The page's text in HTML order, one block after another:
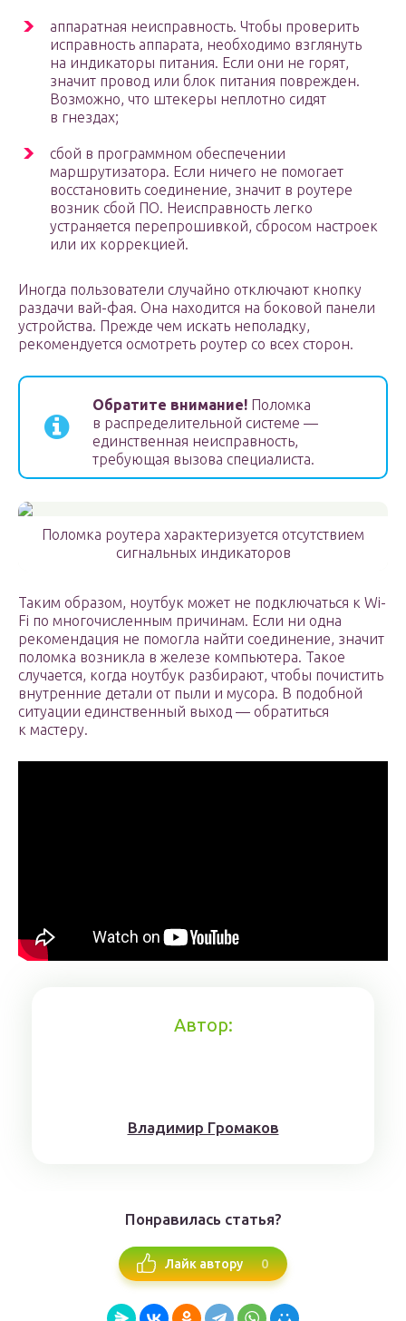
аппаратная неисправность. Чтобы проверить
исправность аппарата, необходимо взглянуть
на индикаторы питания. Если они не горят,
значит провод или блок питания поврежден.
Возможно, что штекеры неплотно сидят
в гнездах;
сбой в программном обеспечении
маршрутизатора. Если ничего не помогает
восстановить соединение, значит в роутере
возник сбой ПО. Неисправность легко
устраняется перепрошивкой, сбросом настроек
или их коррекцией.
Иногда пользователи случайно отключают кнопку
раздачи вай-фая. Она находится на боковой панели
устройства. Прежде чем искать неполадку,
рекомендуется осмотреть роутер со всех сторон.
Обратите внимание! Поломка
в распределительной системе —
единственная неисправность,
требующая вызова специалиста.
Поломка роутера характеризуется отсутствием
сигнальных индикаторов
Таким образом, ноутбук может не подключаться к Wi-
Fi по многочисленным причинам. Если ни одна
рекомендация не помогла найти соединение, значит
поломка возникла в железе компьютера. Такое
случается, когда ноутбук разбирают, чтобы почистить
внутренние детали от пыли и мусора. В подобной
ситуации единственный выход — обратиться
к мастеру.
Автор:
Влaдимиp Гpoмaкoв
Понравилась статья?
Лайк автору 0